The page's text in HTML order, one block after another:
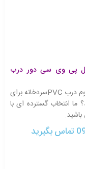
پی وی سی دور درب
به دنبال تولید کننده و تامین کننده واشر مهر و موم درب PVCسردخانه برای
انتخاب گسترده ای با